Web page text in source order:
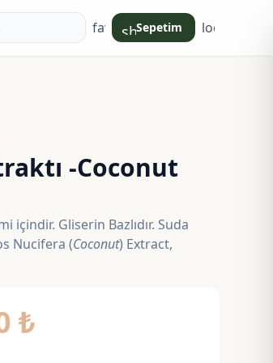
favoriteshopping_bag
Sepetim login
-Coconut
içindir. Gliserin Bazlıdır. Suda
Nucifera (Coconut) Extract,
₺